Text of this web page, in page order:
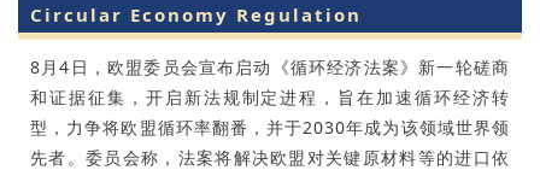
Circular Economy Regulation
8月4日，欧盟委员会宣布启动《循环经济法案》新一轮磋商
和证据征集，开启新法规制定进程，旨在加速循环经济转
型，力争将欧盟循环率翻番，并于2030年成为该领域世界领
先者。委员会称，法案将解决欧盟对关键原材料等的进口依